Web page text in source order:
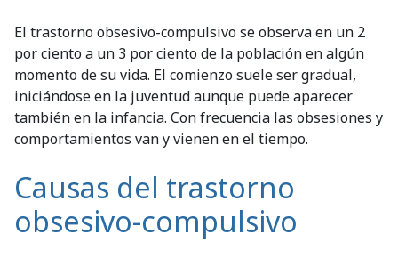
El trastorno obsesivo-compulsivo se observa en un 2
por ciento a un 3 por ciento de la población en algún
momento de su vida. El comienzo suele ser gradual,
iniciándose en la juventud aunque puede aparecer
también en la infancia. Con frecuencia las obsesiones y
comportamientos van y vienen en el tiempo.
Causas del trastorno
obsesivo-compulsivo